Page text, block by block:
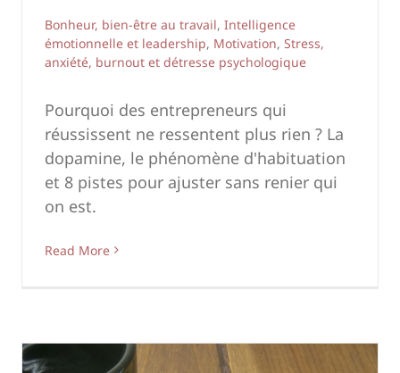
Bonheur, bien-être au travail, Intelligence
émotionnelle et leadership, Motivation, Stress,
anxiété, burnout et détresse psychologique
Pourquoi des entrepreneurs qui
réussissent ne ressentent plus rien ? La
dopamine, le phénomène d'habituation
et 8 pistes pour ajuster sans renier qui
on est.
Read More